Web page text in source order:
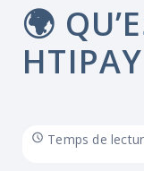
🌍
Temps de